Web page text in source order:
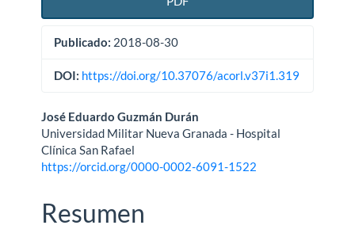
Publicado: 2018-08-30
DOI: https://doi.org/10.37076/acorl.v37i1.319
Contenido
principal
del
artículo
José Eduardo Guzmán Durán
Universidad Militar Nueva Granada - Hospital
Clínica San Rafael
https://orcid.org/0000-0002-6091-1522
Resumen